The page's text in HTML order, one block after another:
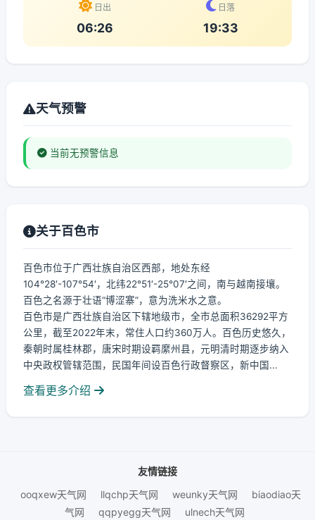
日出
06:26
日落
19:33
天气预警
当前无预警信息
关于百色市
百色市位于广西壮族自治区西部，地处东经
104°28′-107°54′，北纬22°51′-25°07′之间，南与越南接壤。
百色之名源于壮语“博涩寨”，意为洗米水之意。
百色市是广西壮族自治区下辖地级市，全市总面积36292平方
公里，截至2022年末，常住人口约360万人。百色历史悠久，
秦朝时属桂林郡，唐宋时期设羁縻州县，元明清时期逐步纳入
中央政权管辖范围，民国年间设百色行政督察区，新中国...
查看更多介绍
友情链接
ooqxew天气网
llqchp天气网 weunky天气网
biaodiao天
气网
qqpyegg天气网 ulnech天气网